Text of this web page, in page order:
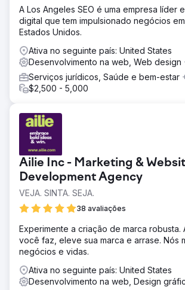
A Los Angeles SEO é uma empresa líder
digital que tem impulsionado negócios
Estados Unidos.
Ativa no seguinte país: United States
Desenvolvimento na web, Web design
Serviços jurídicos, Saúde e bem-estar
$2,500 - 5,000
Ailie Inc - Marketing &
Development Agency
VEJA. SINTA. SEJA.
38 avaliações
Experimente a criação de marca robusta.
você faz, eleve sua marca e arrase. Nós
negócios e vidas.
Ativa no seguinte país: United States
Desenvolvimento na web, Design